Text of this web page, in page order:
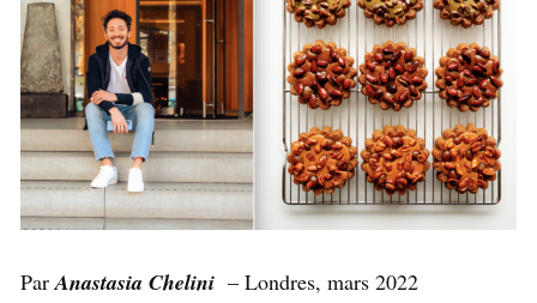
Par Anastasia Chelini – Londres, mars 2022